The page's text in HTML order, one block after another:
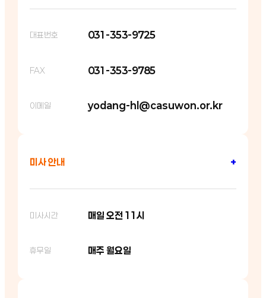
대표번호 031-353-9725
FAX 031-353-9785
이메일 yodang-hl@casuwon.or.kr
미사 안내 +
미사시간 매일 오전 11시
휴무일 매주 월요일